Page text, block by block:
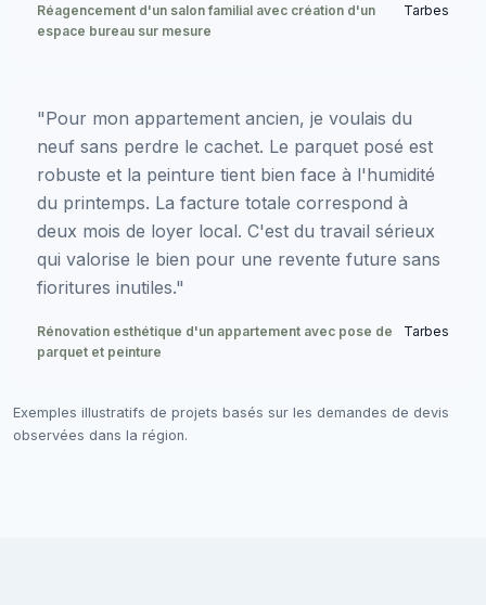
Réagencement d'un salon familial avec création d'un
espace bureau sur mesure
Tarbes
"Pour mon appartement ancien, je voulais du
neuf sans perdre le cachet. Le parquet posé est
robuste et la peinture tient bien face à l'humidité
du printemps. La facture totale correspond à
deux mois de loyer local. C'est du travail sérieux
qui valorise le bien pour une revente future sans
fioritures inutiles."
Rénovation esthétique d'un appartement avec pose de
parquet et peinture
Tarbes
Exemples illustratifs de projets basés sur les demandes de devis
observées dans la région.